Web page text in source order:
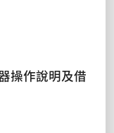
操作說明及借